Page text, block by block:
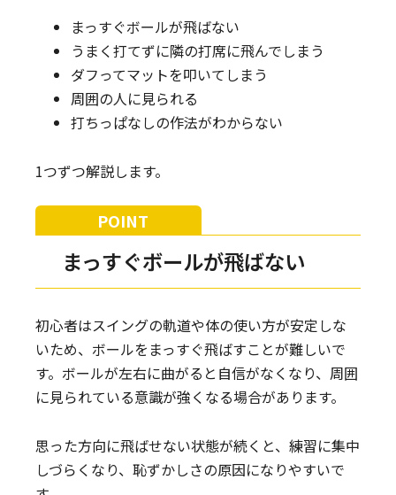
まっすぐボールが飛ばない
うまく打てずに隣の打席に飛んでしまう
ダフってマットを叩いてしまう
周囲の人に見られる
打ちっぱなしの作法がわからない
1つずつ解説します。
まっすぐボールが飛ばない
初心者はスイングの軌道や体の使い方が安定しな
いため、ボールをまっすぐ飛ばすことが難しいで
す。ボールが左右に曲がると自信がなくなり、周囲
に見られている意識が強くなる場合があります。
思った方向に飛ばせない状態が続くと、練習に集中
しづらくなり、恥ずかしさの原因になりやすいで